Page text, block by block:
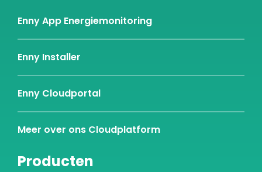
Enny App Energiemonitoring
Enny Installer
Enny Cloudportal
Meer over ons Cloudplatform
Producten